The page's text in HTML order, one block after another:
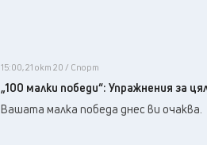
15:00, 21 окт 20 / Спорт
„100 малки победи“: Упражнения за
Вашата малка победа днес ви очаква.